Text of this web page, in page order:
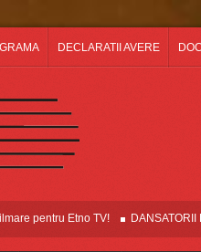
DECLARATII AVERE
pentru Etno TV! DANSATORII